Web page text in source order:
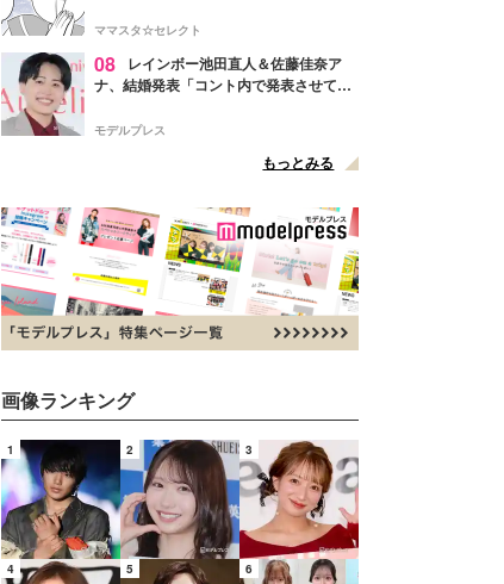
ママスタ☆セレクト
08
レインボー池田直人＆佐藤佳奈ア
ナ、結婚発表「コント内で発表させてい
点変更のため
モデルプレス
もっとみる
画像ランキング
1 2 3
4 5 6